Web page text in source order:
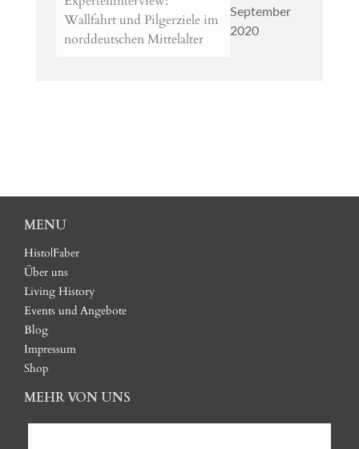
Wallfahrt und Pilgerziele im
norddeutschen Mittelalter
September
2020
MENU
Histo|Faber
Über uns
Living History
Events und Angebote
Blog
Impressum
Shop
MEHR VON UNS